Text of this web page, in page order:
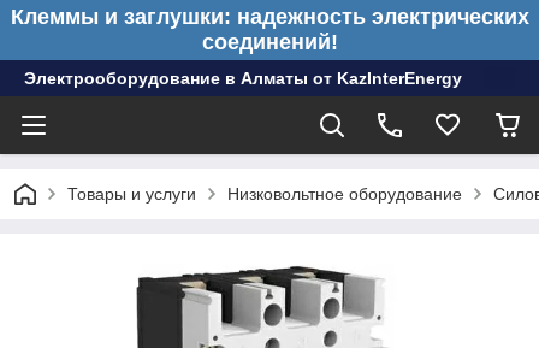
Клеммы и заглушки: надежность электрических
соединений!
Электрооборудование в Алматы от KazInterEnergy
Товары и услуги Низковольтное оборудование